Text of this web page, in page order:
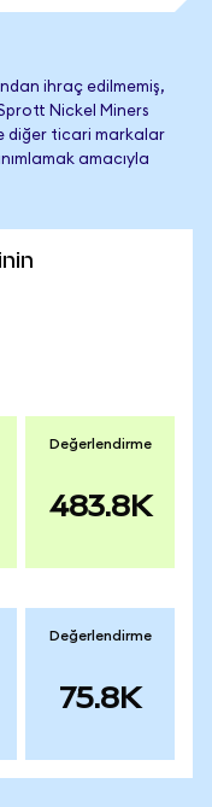
ihraç edilmemiş,
Nickel Miners
diğer ticari markalar
amacıyla
Değerlendirme
483.8K
Değerlendirme
75.8K